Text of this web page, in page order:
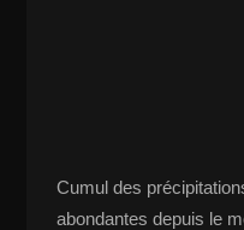
Cumul des
abondantes depuis le